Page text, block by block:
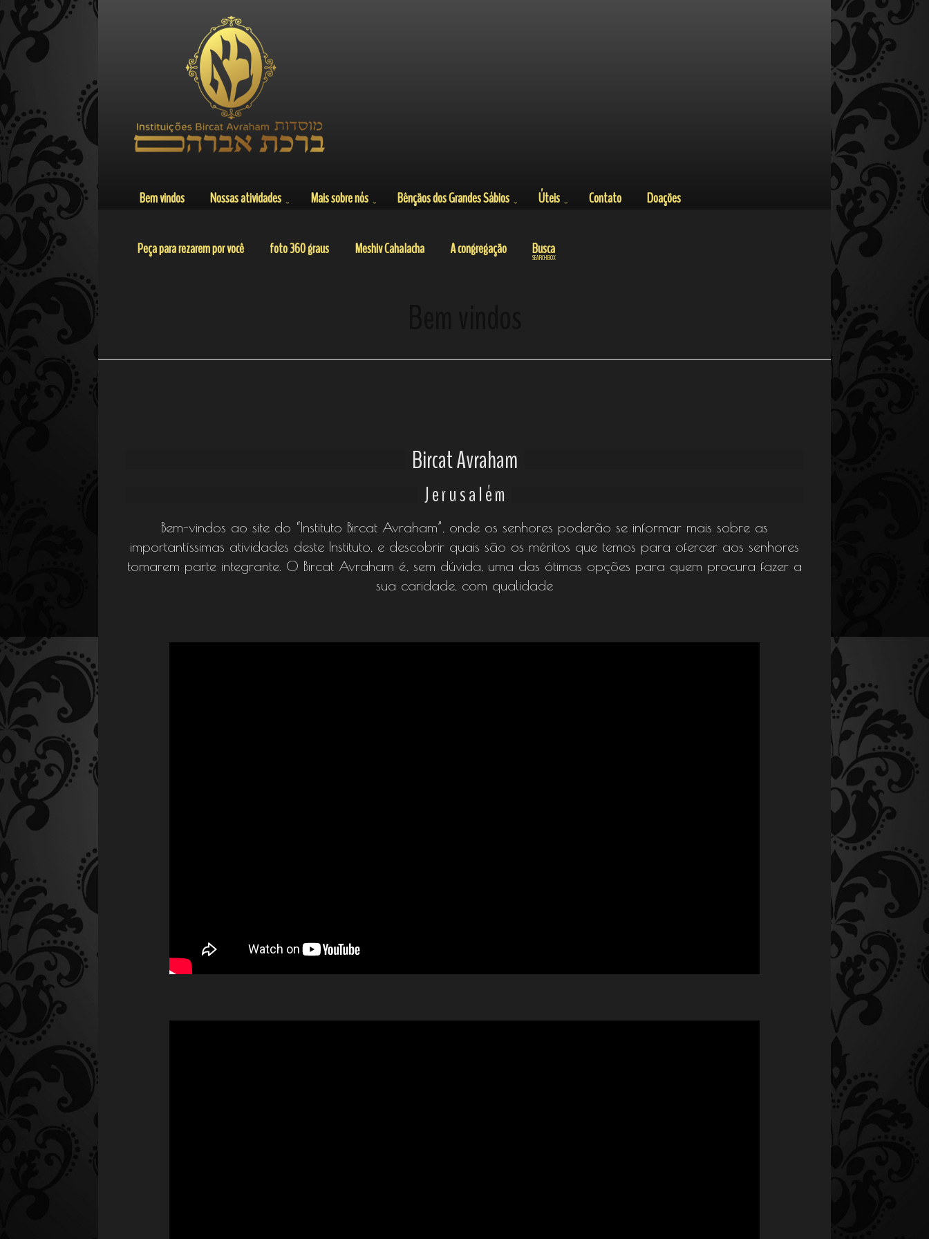
Bem vindos Nossas atividades Mais sobre nós Bênçãos dos Grandes Sábios Úteis Contato Doações
Peça para rezarem por você foto 360 graus Meshiv Cahalacha A congregação Busca
SEARCH BOX
Bircat Avraham
J e r u s a l é m
Bem-vindos ao site do “Instituto Bircat Avraham”, onde os senhores poderão se informar mais sobre as
importantíssimas atividades deste Instituto, e descobrir quais são os méritos que temos para ofercer aos senhores
tomarem parte integrante. O Bircat Avraham é, sem dúvida, uma das ótimas opções para quem procura fazer a
sua caridade, com qualidade